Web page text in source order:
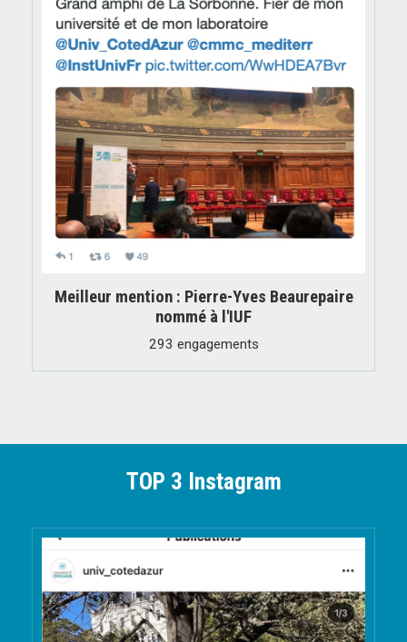
Meilleur mention : Pierre-Yves Beaurepaire
nommé à l'IUF
293 engagements
TOP 3 Instagram